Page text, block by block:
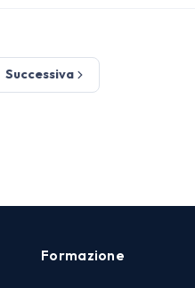
Successiva
Formazione